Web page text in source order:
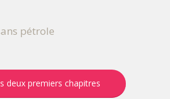
pétrole
deux premiers chapitres